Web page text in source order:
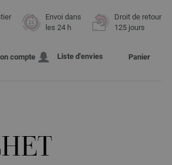
Envoi dans
les 24 h
Droit de retour
125 jours
compte Liste d'envies Panier